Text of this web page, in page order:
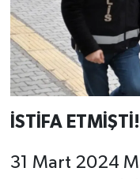
İSTİFA ETMİŞTİ!
31 Mart 2024